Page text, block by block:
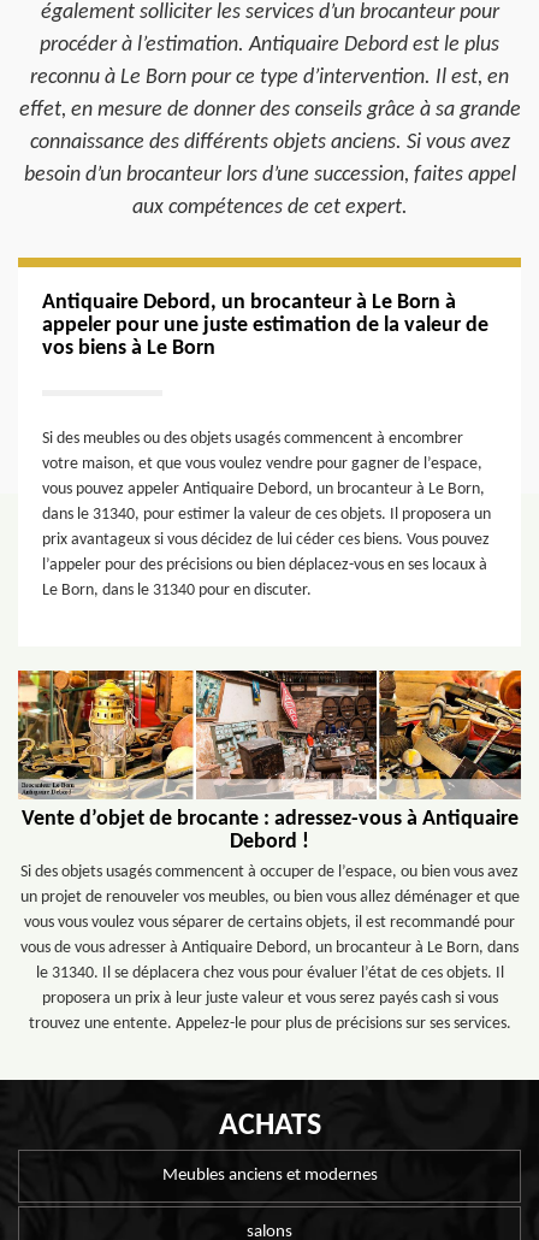
également solliciter les services d’un brocanteur pour
procéder à l’estimation. Antiquaire Debord est le plus
reconnu à Le Born pour ce type d’intervention. Il est, en
effet, en mesure de donner des conseils grâce à sa grande
connaissance des différents objets anciens. Si vous avez
besoin d’un brocanteur lors d’une succession, faites appel
aux compétences de cet expert.
Antiquaire Debord, un brocanteur à Le Born à
appeler pour une juste estimation de la valeur de
vos biens à Le Born
Si des meubles ou des objets usagés commencent à encombrer
votre maison, et que vous voulez vendre pour gagner de l’espace,
vous pouvez appeler Antiquaire Debord, un brocanteur à Le Born,
dans le 31340, pour estimer la valeur de ces objets. Il proposera un
prix avantageux si vous décidez de lui céder ces biens. Vous pouvez
l’appeler pour des précisions ou bien déplacez-vous en ses locaux à
Le Born, dans le 31340 pour en discuter.
Vente d’objet de brocante : adressez-vous à Antiquaire
Debord !
Si des objets usagés commencent à occuper de l’espace, ou bien vous avez
un projet de renouveler vos meubles, ou bien vous allez déménager et que
vous vous voulez vous séparer de certains objets, il est recommandé pour
vous de vous adresser à Antiquaire Debord, un brocanteur à Le Born, dans
le 31340. Il se déplacera chez vous pour évaluer l’état de ces objets. Il
proposera un prix à leur juste valeur et vous serez payés cash si vous
trouvez une entente. Appelez-le pour plus de précisions sur ses services.
ACHATS
Meubles anciens et modernes
salons